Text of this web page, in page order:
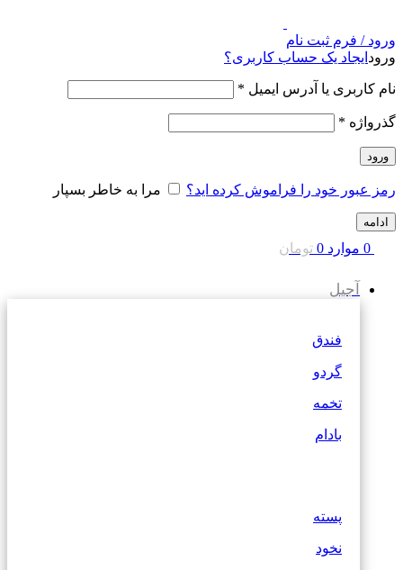
ورود / فرم ثبت نام
ورود ایجاد یک حساب کاربری؟
نام کاربری یا آدرس ایمیل *
گذرواژه *
ورود
رمز عبور خود را فراموش کرده اید؟ مرا به خاطر بسپار
ادامه
0 موارد 0 تومان
آجیل
فندق
گردو
تخمه
بادام
پسته
نخود